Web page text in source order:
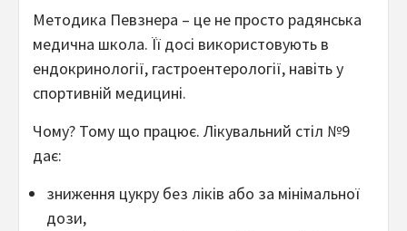
Методика Певзнера – це не просто радянська
медична школа. Її досі використовують в
ендокринології, гастроентерології, навіть у
спортивній медицині.
Чому? Тому що працює. Лікувальний стіл №9
дає:
зниження цукру без ліків або за мінімальної
дози,